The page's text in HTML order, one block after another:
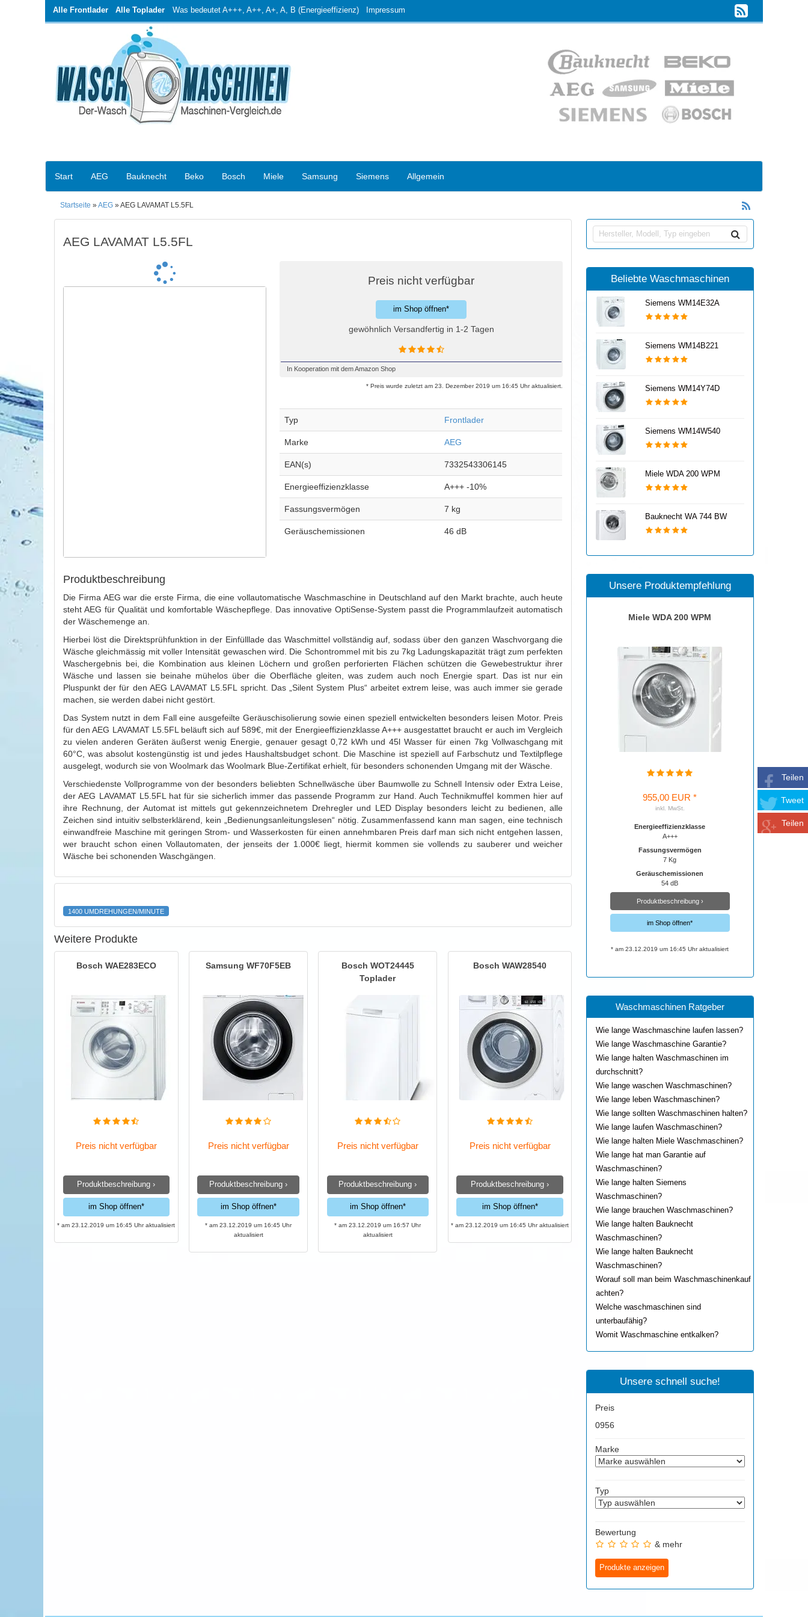
Alle Frontlader Alle Toplader Was bedeutet A+++, A++, A+, A, B (Energieeffizienz) Impressum
Start AEG Bauknecht Beko Bosch Miele Samsung Siemens Allgemein
Startseite »AEG » AEG LAVAMAT L5.5FL
Teilen
Tweet
Teilen
AEG LAVAMAT L5.5FL
Preis nicht verfügbar
im Shop öffnen*
gewöhnlich Versandfertig in 1-2 Tagen
In Kooperation mit dem Amazon Shop
* Preis wurde zuletzt am 23. Dezember 2019 um 16:45 Uhr aktualisiert.
Typ Frontlader
Marke AEG
EAN(s) 7332543306145
Energieeffizienzklasse A+++ -10%
Fassungsvermögen 7 kg
Geräuschemissionen 46 dB
Produktbeschreibung
Die Firma AEG war die erste Firma, die eine vollautomatische Waschmaschine in Deutschland auf den Markt brachte, auch heute
steht AEG für Qualität und komfortable Wäschepflege. Das innovative OptiSense-System passt die Programmlaufzeit automatisch
der Wäschemenge an.
Hierbei löst die Direktsprühfunktion in der Einfülllade das Waschmittel vollständig auf, sodass über den ganzen Waschvorgang die
Wäsche gleichmässig mit voller Intensität gewaschen wird. Die Schontrommel mit bis zu 7kg Ladungskapazität trägt zum perfekten
Waschergebnis bei, die Kombination aus kleinen Löchern und großen perforierten Flächen schützen die Gewebestruktur ihrer
Wäsche und lassen sie beinahe mühelos über die Oberfläche gleiten, was zudem auch noch Energie spart. Das ist nur ein
Pluspunkt der für den AEG LAVAMAT L5.5FL spricht. Das „Silent System Plus“ arbeitet extrem leise, was auch immer sie gerade
machen, sie werden dabei nicht gestört.
Das System nutzt in dem Fall eine ausgefeilte Geräuschisolierung sowie einen speziell entwickelten besonders leisen Motor. Preis
für den AEG LAVAMAT L5.5FL beläuft sich auf 589€, mit der Energieeffizienzklasse A+++ ausgestattet braucht er auch im Vergleich
zu vielen anderen Geräten äußerst wenig Energie, genauer gesagt 0,72 kWh und 45l Wasser für einen 7kg Vollwaschgang mit
60°C, was absolut kostengünstig ist und jedes Haushaltsbudget schont. Die Maschine ist speziell auf Farbschutz und Textilpflege
ausgelegt, wodurch sie von Woolmark das Woolmark Blue-Zertifikat erhielt, für besonders schonenden Umgang mit der Wäsche.
Verschiedenste Vollprogramme von der besonders beliebten Schnellwäsche über Baumwolle zu Schnell Intensiv oder Extra Leise,
der AEG LAVAMAT L5.5FL hat für sie sicherlich immer das passende Programm zur Hand. Auch Technikmuffel kommen hier auf
ihre Rechnung, der Automat ist mittels gut gekennzeichnetem Drehregler und LED Display besonders leicht zu bedienen, alle
Zeichen sind intuitiv selbsterklärend, kein „Bedienungsanleitungslesen“ nötig. Zusammenfassend kann man sagen, eine technisch
einwandfreie Maschine mit geringen Strom- und Wasserkosten für einen annehmbaren Preis darf man sich nicht entgehen lassen,
wer braucht schon einen Vollautomaten, der jenseits der 1.000€ liegt, hiermit kommen sie vollends zu sauberer und weicher
Wäsche bei schonenden Waschgängen.
1400 UMDREHUNGEN/MINUTE
Weitere Produkte
Bosch WAE283ECO
Preis nicht verfügbar
Produktbeschreibung ›
im Shop öffnen*
* am 23.12.2019 um 16:45 Uhr aktualisiert
Samsung WF70F5EB
Preis nicht verfügbar
Produktbeschreibung ›
im Shop öffnen*
* am 23.12.2019 um 16:45 Uhr
aktualisiert
Bosch WOT24445
Toplader
Preis nicht verfügbar
Produktbeschreibung ›
im Shop öffnen*
* am 23.12.2019 um 16:57 Uhr
aktualisiert
Bosch WAW28540
Preis nicht verfügbar
Produktbeschreibung ›
im Shop öffnen*
* am 23.12.2019 um 16:45 Uhr aktualisiert
Beliebte Waschmaschinen
Siemens WM14E32A
Siemens WM14B221
Siemens WM14Y74D
Siemens WM14W540
Miele WDA 200 WPM
Bauknecht WA 744 BW
Unsere Produktempfehlung
Miele WDA 200 WPM
955,00 EUR *
inkl. MwSt.
Energieeffizienzklasse
A+++
Fassungsvermögen
7 Kg
Geräuschemissionen
54 dB
Produktbeschreibung ›
im Shop öffnen*
* am 23.12.2019 um 16:45 Uhr aktualisiert
Waschmaschinen Ratgeber
Wie lange Waschmaschine laufen lassen?
Wie lange Waschmaschine Garantie?
Wie lange halten Waschmaschinen im
durchschnitt?
Wie lange waschen Waschmaschinen?
Wie lange leben Waschmaschinen?
Wie lange sollten Waschmaschinen halten?
Wie lange laufen Waschmaschinen?
Wie lange halten Miele Waschmaschinen?
Wie lange hat man Garantie auf
Waschmaschinen?
Wie lange halten Siemens
Waschmaschinen?
Wie lange brauchen Waschmaschinen?
Wie lange halten Bauknecht
Waschmaschinen?
Wie lange halten Bauknecht
Waschmaschinen?
Worauf soll man beim Waschmaschinenkauf
achten?
Welche waschmaschinen sind
unterbaufähig?
Womit Waschmaschine entkalken?
Unsere schnell suche!
Preis
0956
Marke
Typ
Bewertung
& mehr